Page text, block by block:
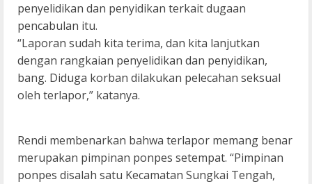
penyelidikan dan penyidikan terkait dugaan
pencabulan itu.
“Laporan sudah kita terima, dan kita lanjutkan
dengan rangkaian penyelidikan dan penyidikan,
bang. Diduga korban dilakukan pelecahan seksual
oleh terlapor,” katanya.
Rendi membenarkan bahwa terlapor memang benar
merupakan pimpinan ponpes setempat. “Pimpinan
ponpes disalah satu Kecamatan Sungkai Tengah,